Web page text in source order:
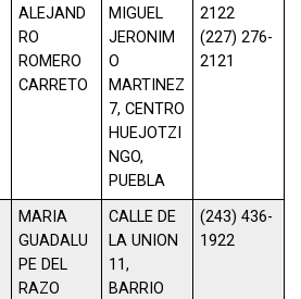
ALEJAND
RO
ROMERO
CARRETO
MIGUEL
JERONIM
O
MARTINEZ
7, CENTRO
HUEJOTZI
NGO,
PUEBLA
2122
(227) 276-
2121
MARIA
GUADALU
PE DEL
RAZO
CALLE DE
LA UNION
11,
BARRIO
(243) 436-
1922